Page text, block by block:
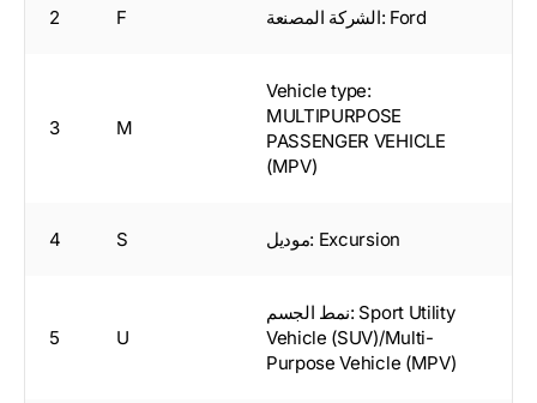
2 F الشركة المصنعة: Ford
3 M
Vehicle type:
MULTIPURPOSE
PASSENGER VEHICLE
(MPV)
4 S موديل: Excursion
5 U
نمط الجسم: Sport Utility
Vehicle (SUV)/Multi-
Purpose Vehicle (MPV)